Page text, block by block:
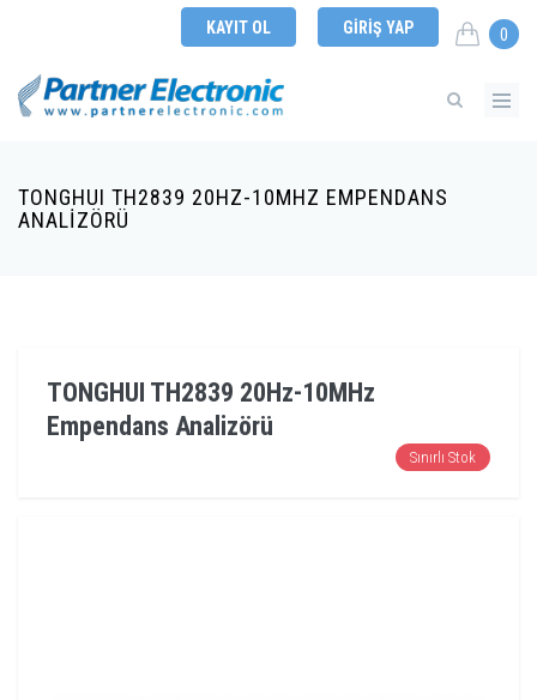
KAYIT OL GIRIŞ YAP 0
TONGHUI TH2839 20HZ-10MHZ EMPENDANS
ANALIZÖRÜ
TONGHUI TH2839 20Hz-10MHz
Empendans Analizörü
Sınırlı Stok